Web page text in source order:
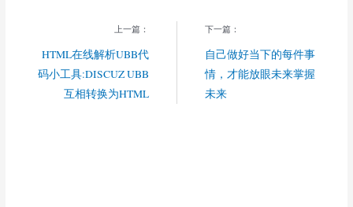
上一篇：
HTML在线解析UBB代
码小工具:DISCUZ UBB
互相转换为HTML
下一篇：
自己做好当下的每件事
情，才能放眼未来掌握
未来